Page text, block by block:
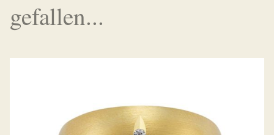
gefallen...
GERSTNER TRAURINGE